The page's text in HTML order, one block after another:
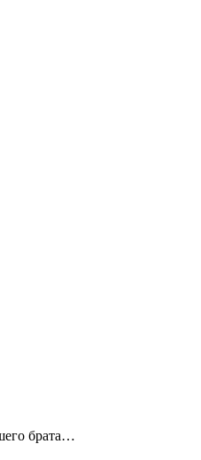
брата…